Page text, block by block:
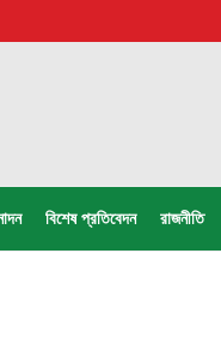
বিশেষ প্রতিবেদন রাজনীতি